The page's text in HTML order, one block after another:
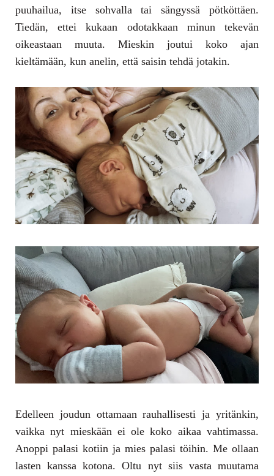
puuhailua, itse sohvalla tai sängyssä pötköttäen.
Tiedän, ettei kukaan odotakkaan minun tekevän
oikeastaan muuta. Mieskin joutui koko ajan
kieltämään, kun anelin, että saisin tehdä jotakin.
Edelleen joudun ottamaan rauhallisesti ja yritänkin,
vaikka nyt mieskään ei ole koko aikaa vahtimassa.
Anoppi palasi kotiin ja mies palasi töihin. Me ollaan
lasten kanssa kotona. Oltu nyt siis vasta muutama